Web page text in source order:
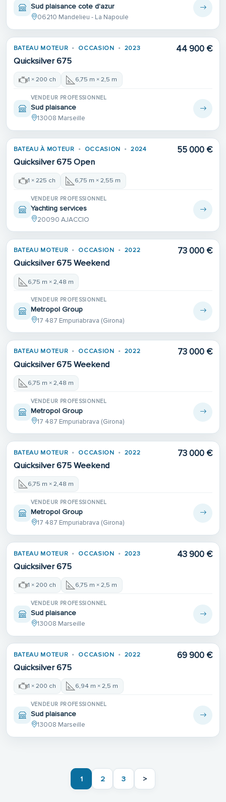
Sud plaisance cote d'azur
06210 Mandelieu - La Napoule
BATEAU MOTEUR OCCASION 2023
Quicksilver 675
44 900 €
1 × 200 ch 6,75 m × 2,5 m
VENDEUR PROFESSIONNEL
Sud plaisance
13008 Marseille
BATEAU À MOTEUR OCCASION 2024
Quicksilver 675 Open
55 000 €
1 × 225 ch 6,75 m × 2,55 m
VENDEUR PROFESSIONNEL
Yachting services
20090 AJACCIO
BATEAU MOTEUR OCCASION 2022
Quicksilver 675 Weekend
73 000 €
6,75 m × 2,48 m
VENDEUR PROFESSIONNEL
Metropol Group
17 487 Empuriabrava (Girona)
BATEAU MOTEUR OCCASION 2022
Quicksilver 675 Weekend
73 000 €
6,75 m × 2,48 m
VENDEUR PROFESSIONNEL
Metropol Group
17 487 Empuriabrava (Girona)
BATEAU MOTEUR OCCASION 2022
Quicksilver 675 Weekend
73 000 €
6,75 m × 2,48 m
VENDEUR PROFESSIONNEL
Metropol Group
17 487 Empuriabrava (Girona)
BATEAU MOTEUR OCCASION 2023
Quicksilver 675
43 900 €
1 × 200 ch 6,75 m × 2,5 m
VENDEUR PROFESSIONNEL
Sud plaisance
13008 Marseille
BATEAU MOTEUR OCCASION 2022
Quicksilver 675
69 900 €
1 × 200 ch 6,94 m × 2,5 m
VENDEUR PROFESSIONNEL
Sud plaisance
13008 Marseille
1 2 3 >